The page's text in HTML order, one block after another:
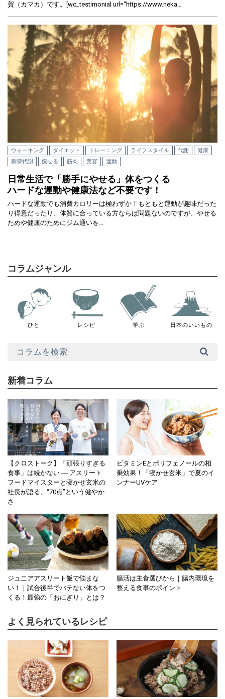
賀（カマカ）です。[wc_testimonial url="https://www.neka…
ウォーキング ダイエット トレーニング ライフスタイル 代謝
健康
新陳代謝
痩せる 筋肉 美容 運動
日常生活で「勝手にやせる」体をつくる
ハードな運動や健康法など不要です！
ハードな運動でも消費カロリーは極わずか！もともと運動が趣味だった
り得意だったり、体質に合っている方ならば問題ないのですが、やせる
ためや健康のためにジム通いを…
コラムジャンル
ひと レシピ 学ぶ 日本のいいもの
新着コラム
【クロストーク】「頑張りすぎる
食事」は続かない ― アスリート
フードマイスターと寝かせ玄米の
社長が語る、“70点”という健やか
さ
ビタミンEとポリフェノールの相
乗効果！「寝かせ玄米」で夏のイ
ンナーUVケア
ジュニアアスリート飯で悩まな
い！｜試合後半でバテない体をつ
くる！最強の「おにぎり」とは？
腸活は主食選びから｜腸内環境を
整える食事のポイント
よく見られているレシピ